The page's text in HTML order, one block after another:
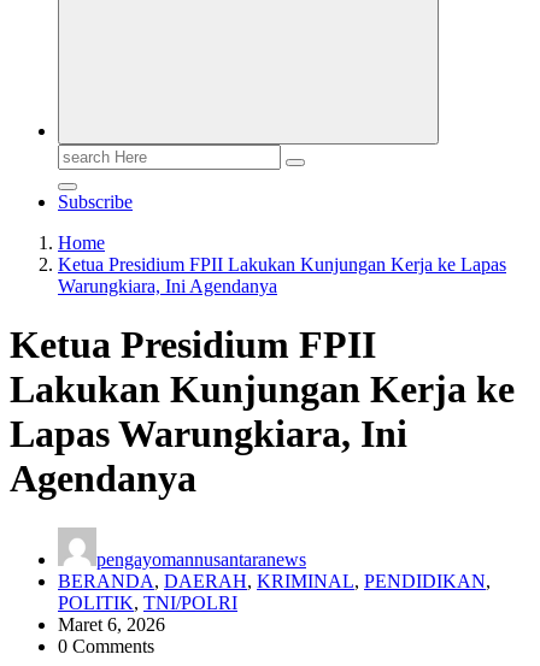
Search
for:
Subscribe
Home
Ketua Presidium FPII Lakukan Kunjungan Kerja ke Lapas
Warungkiara, Ini Agendanya
Ketua Presidium FPII
Lakukan Kunjungan Kerja ke
Lapas Warungkiara, Ini
Agendanya
pengayomannusantaranews
BERANDA, DAERAH, KRIMINAL, PENDIDIKAN,
POLITIK, TNI/POLRI
Maret 6, 2026
0 Comments